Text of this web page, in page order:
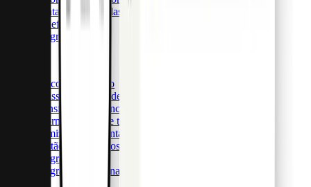
Contas multimoedas
Benefícios
Integrações
Descobrir API Pro
Emissão e gestão de cartões
Transferências bancárias globais
Informações sobre transacções
Otimização da contabilidade
Gestão de membros
Integrações
Integrações personalizadas